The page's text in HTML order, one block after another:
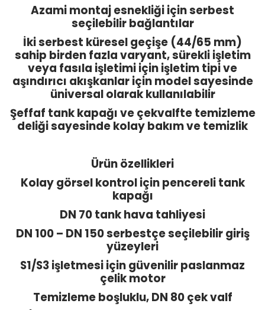
Azami montaj esnekliği için serbest
seçilebilir bağlantılar
İki serbest küresel geçişe (44/65 mm)
sahip birden fazla varyant, sürekli işletim
veya fasıla işletimi için işletim tipi ve
aşındırıcı akışkanlar için model sayesinde
üniversal olarak kullanılabilir
Şeffaf tank kapağı ve çekvalfte temizleme
deliği sayesinde kolay bakım ve temizlik
Ürün özellikleri
Kolay görsel kontrol için pencereli tank
kapağı
DN 70 tank hava tahliyesi
DN 100 – DN 150 serbestçe seçilebilir giriş
yüzeyleri
S1/S3 işletmesi için güvenilir paslanmaz
çelik motor
Temizleme boşluklu, DN 80 çek valf